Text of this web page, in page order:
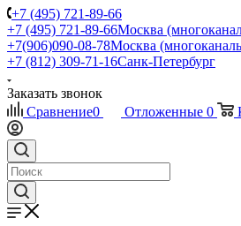
+7 (495) 721-89-66
+7 (495) 721-89-66Москва
+7(906)090-08-78Москва
+7 (812) 309-71-16Санк-Петербург
Заказать звонок
Сравнение0 Отложенные 0